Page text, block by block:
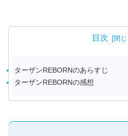
目次
ターザンREBORNのあらすじ
ターザンREBORNの感想